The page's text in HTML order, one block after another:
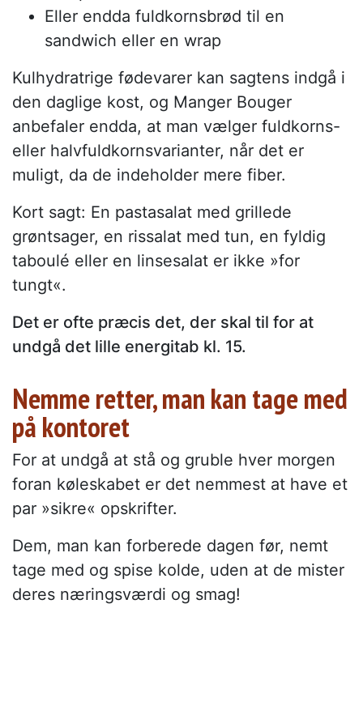
Eller endda fuldkornsbrød til en
sandwich eller en wrap
Kulhydratrige fødevarer kan sagtens indgå i
den daglige kost, og Manger Bouger
anbefaler endda, at man vælger fuldkorns-
eller halvfuldkornsvarianter, når det er
muligt, da de indeholder mere fiber.
Kort sagt: En pastasalat med grillede
grøntsager, en rissalat med tun, en fyldig
taboulé eller en linsesalat er ikke »for
tungt«.
Det er ofte præcis det, der skal til for at
undgå det lille energitab kl. 15.
Nemme retter, man kan tage med
på kontoret
For at undgå at stå og gruble hver morgen
foran køleskabet er det nemmest at have et
par »sikre« opskrifter.
Dem, man kan forberede dagen før, nemt
tage med og spise kolde, uden at de mister
deres næringsværdi og smag!